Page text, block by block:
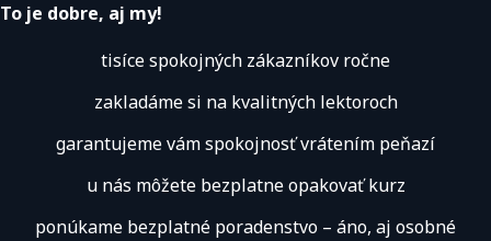
To je dobre, aj my!
tisíce spokojných zákazníkov ročne
zakladáme si na kvalitných lektoroch
garantujeme vám spokojnosť vrátením peňazí
u nás môžete bezplatne opakovať kurz
ponúkame bezplatné poradenstvo – áno, aj osobné